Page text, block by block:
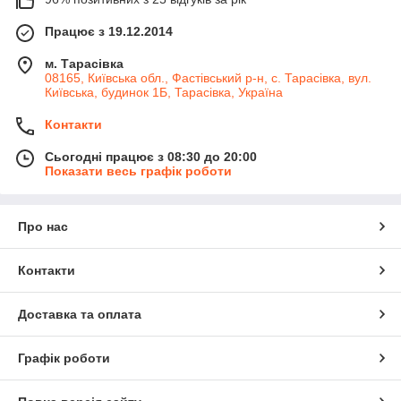
Працює з 19.12.2014
м. Тарасівка
08165, Київська обл., Фастівський р-н, с. Тарасівка, вул.
Київська, будинок 1Б, Тарасівка, Україна
Контакти
Сьогодні працює з 08:30 до 20:00
Показати весь графік роботи
Про нас
Контакти
Доставка та оплата
Графік роботи